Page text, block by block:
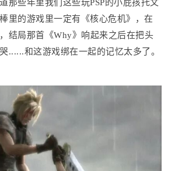
那些年里我们这些玩PSP的小屁孩托文
里的游戏里一定有《核心危机》，在
结局那首《Why》响起来之后在把头
......和这游戏绑在一起的记忆太多了。